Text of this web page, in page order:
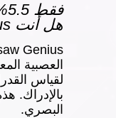
هل أنت Jigsaw Genius؟
العصبية
لقياس
بالإدراك.
البصري.